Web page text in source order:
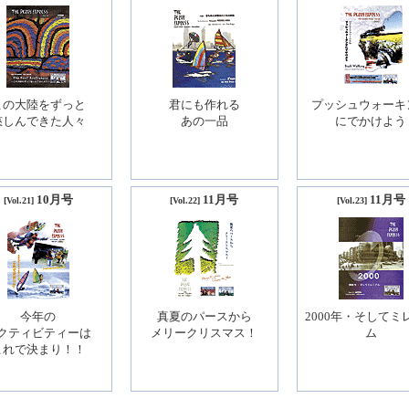
大陸をずっと
んできた人々
君にも作れる
あの一品
プッシュウォーキ
にでかけよう
[Vol.21] 10月号
今年の
ティビティーは
で決まり！！
[Vol.22] 11月号
真夏のパースから
メリークリスマス！
[Vol.23] 11月号
2000年・そしてミ
ム